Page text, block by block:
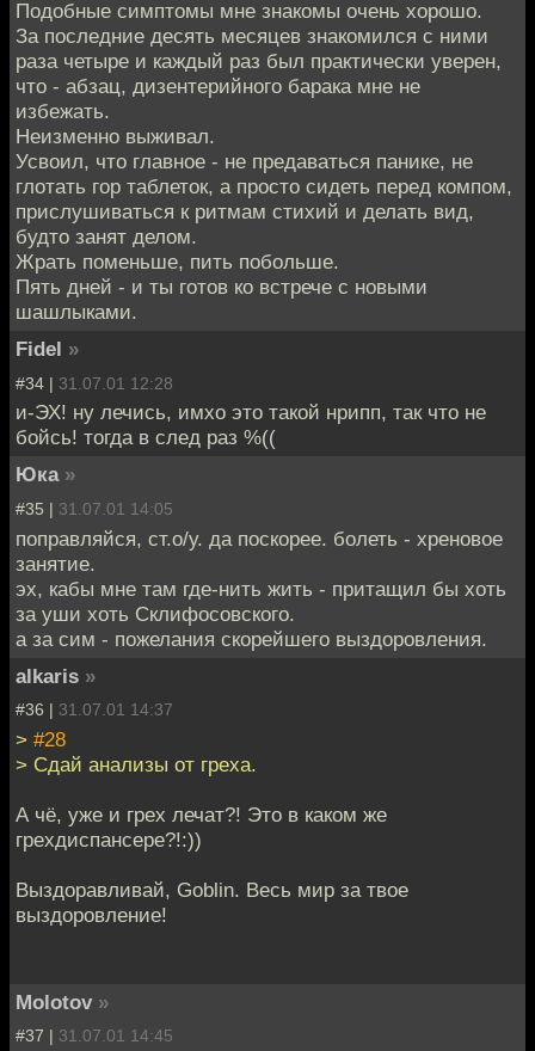
Подобные симптомы мне знакомы очень хорошо.
За последние десять месяцев знакомился с ними
раза четыре и каждый раз был практически уверен,
что - абзац, дизентерийного барака мне не
избежать.
Неизменно выживал.
Усвоил, что главное - не предаваться панике, не
глотать гор таблеток, а просто сидеть перед компом,
прислушиваться к ритмам стихий и делать вид,
будто занят делом.
Жрать поменьше, пить побольше.
Пять дней - и ты готов ко встрече с новыми
шашлыками.
Fidel »
#34 | 31.07.01 12:28
и-ЭХ! ну лечись, имхо это такой нрипп, так что не
бойсь! тогда в след раз %((
Юка »
#35 | 31.07.01 14:05
поправляйся, ст.о/у. да поскорее. болеть - хреновое
занятие.
эх, кабы мне там где-нить жить - притащил бы хоть
за уши хоть Склифосовского.
а за сим - пожелания скорейшего выздоровления.
alkaris »
#36 | 31.07.01 14:37
> #28
> Сдай анализы от греха.
А чё, уже и грех лечат?! Это в каком же
грехдиспансере?!:))
Выздоравливай, Goblin. Весь мир за твое
выздоровление!
Molotov »
#37 | 31.07.01 14:45